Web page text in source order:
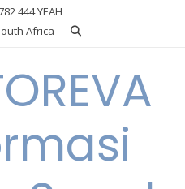
444 YEAH
Africa